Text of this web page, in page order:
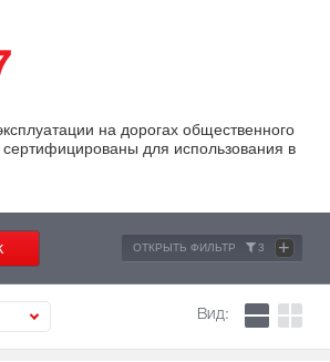
на дорогах общественного
для использования в
ОТКРЫТЬ ФИЛЬТР 3 +
Вид: